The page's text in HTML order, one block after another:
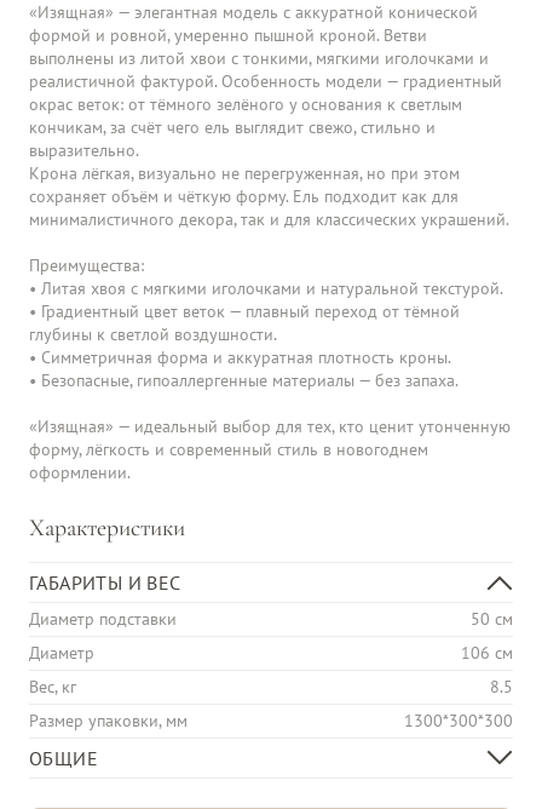
«Изящная» — элегантная модель с аккуратной конической
формой и ровной, умеренно пышной кроной. Ветви
выполнены из литой хвои с тонкими, мягкими иголочками и
реалистичной фактурой. Особенность модели — градиентный
окрас веток: от тёмного зелёного у основания к светлым
кончикам, за счёт чего ель выглядит свежо, стильно и
выразительно.
Крона лёгкая, визуально не перегруженная, но при этом
сохраняет объём и чёткую форму. Ель подходит как для
минималистичного декора, так и для классических украшений.
Преимущества:
• Литая хвоя с мягкими иголочками и натуральной текстурой.
• Градиентный цвет веток — плавный переход от тёмной
глубины к светлой воздушности.
• Симметричная форма и аккуратная плотность кроны.
• Безопасные, гипоаллергенные материалы — без запаха.
«Изящная» — идеальный выбор для тех, кто ценит утонченную
форму, лёгкость и современный стиль в новогоднем
оформлении.
Характеристики
ГАБАРИТЫ И ВЕС
Диаметр подставки
50 см
Диаметр
106 см
Вес, кг
8.5
Размер упаковки, мм
1300*300*300
ОБЩИЕ